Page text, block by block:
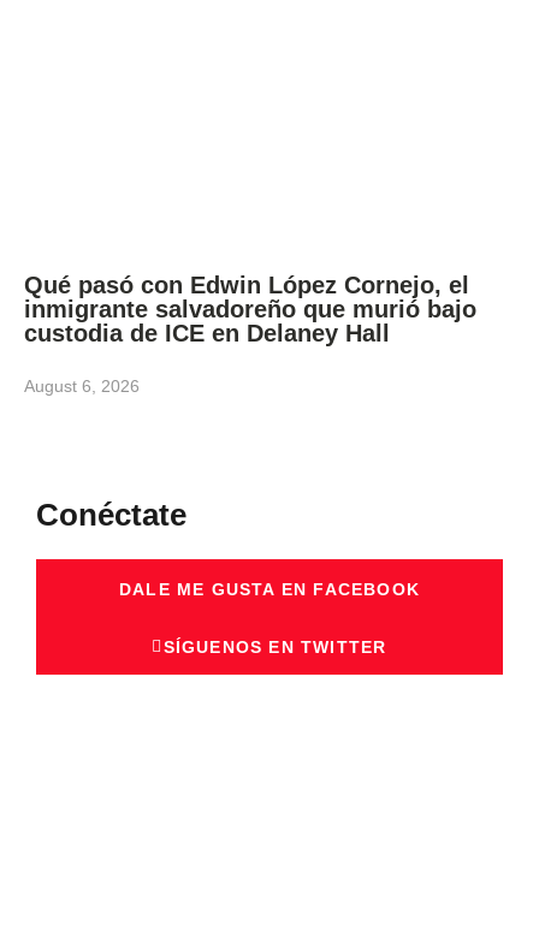
Qué pasó con Edwin López Cornejo, el
inmigrante salvadoreño que murió bajo
custodia de ICE en Delaney Hall
August 6, 2026
Conéctate
DALE ME GUSTA EN FACEBOOK
SÍGUENOS EN TWITTER